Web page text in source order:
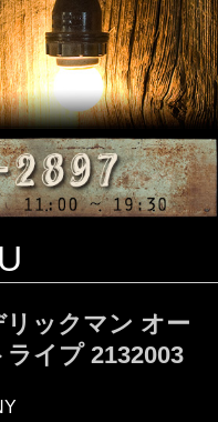
ックマン オー
イプ 2132003